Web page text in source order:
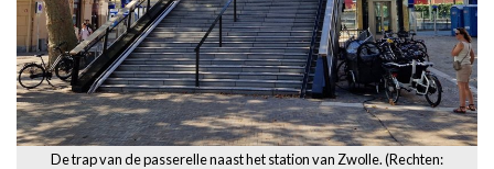
De trap van de passerelle naast het station van Zwolle. (Rechten: